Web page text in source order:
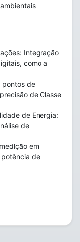
Integração
como a
pontos de
de Classe
de Energia:
de
em
de